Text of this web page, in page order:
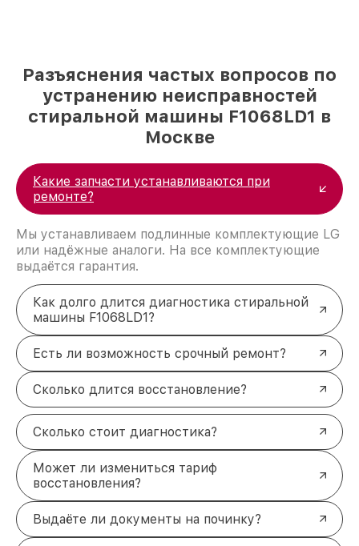
Разъяснения частых вопросов по
устранению неисправностей
стиральной машины F1068LD1 в
Москве
Какие запчасти устанавливаются при
ремонте?
Мы устанавливаем подлинные комплектующие LG
или надёжные аналоги. На все комплектующие
выдаётся гарантия.
Как долго длится диагностика стиральной
машины F1068LD1?
Есть ли возможность срочный ремонт?
Сколько длится восстановление?
Сколько стоит диагностика?
Может ли измениться тариф
восстановления?
Выдаёте ли документы на починку?